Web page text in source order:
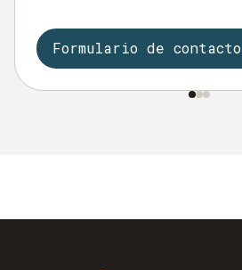
Formulario de contacto